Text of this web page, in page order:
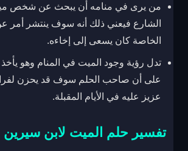
من يرى في منامه أن يبحث عن شخص
الشارع فيعني ذلك أنه سوف ينتشر أمر
الخاصة كان يسعى إلى إخاءه.
تدل رؤية وجود الميت في المنام وهو
على أن صاحب الحلم سوف قد يحزن
عزيز عليه في الأيام المقبلة.
تفسير حلم الميت لابن سيرين